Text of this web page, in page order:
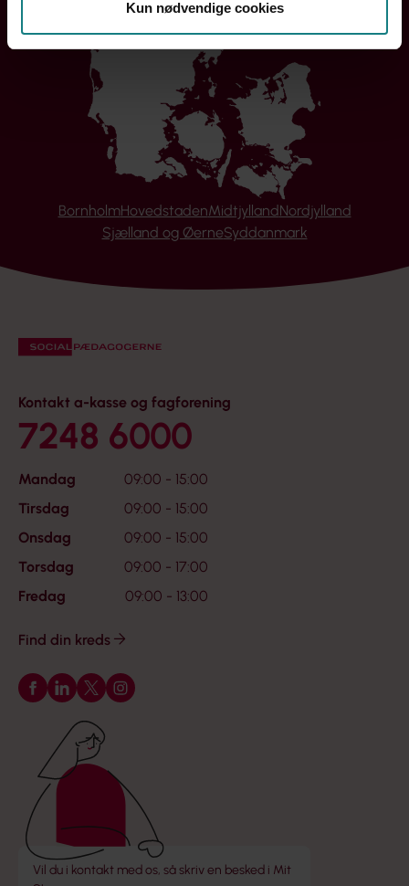
Kun nødvendige cookies
BornholmHovedstadenMidtjyllandNordjylland
Sjælland og ØerneSyddanmark
Kontakt a-kasse og fagforening
7248 6000
Mandag
09:00 - 15:00
Tirsdag
09:00 - 15:00
Onsdag
09:00 - 15:00
Torsdag
09:00 - 17:00
Fredag
09:00 - 13:00
Find din kreds
Følg os på Facebook
Følg os på LinkedIn
Følg os på X
Følg os på Instagram
Vil du i kontakt med os, så skriv en besked i Mit